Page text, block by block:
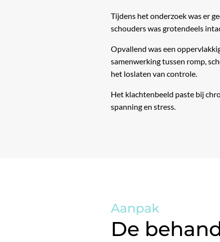
Tijdens het onderzoek was er
schouders was grotendeels
Opvallend was een
samenwerking tussen romp,
het loslaten van controle.
Het klachtenbeeld paste bij
spanning en stress.
Aanpak
De